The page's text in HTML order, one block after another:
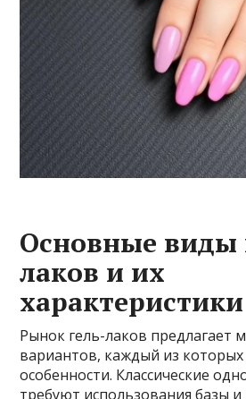
Основные виды
лаков и их
характеристики
Рынок гель-лаков предлагает
вариантов, каждый из
особенности. Классические
требуют использования базы и